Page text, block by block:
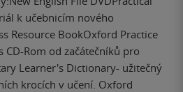
k učebnicím nového
Resource BookOxford Practice
CD-Rom od začátečníků pro
Learner's Dictionary- užitečný
krocích v učení. Oxford